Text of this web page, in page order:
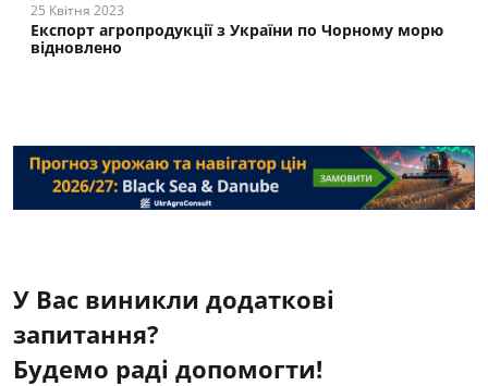
25 Квітня 2023
Експорт агропродукції з України по Чорному морю
відновлено
У Вас виникли додаткові
запитання?
Будемо раді допомогти!